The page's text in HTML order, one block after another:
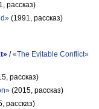
рассказ)
(1991, рассказ)
/«The Evitable Conflict»
рассказ)
(2015, рассказ)
рассказ)